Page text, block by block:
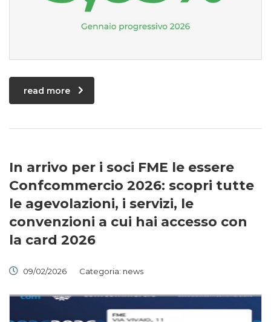
read more
In arrivo per i soci FME le essere
Confcommercio 2026: scopri tutte
le agevolazioni, i servizi, le
convenzioni a cui hai accesso con
la card 2026
09/02/2026 Categoria: news